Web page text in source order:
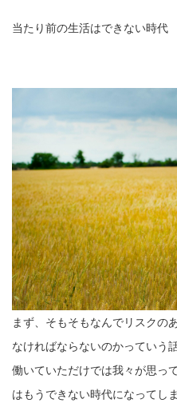
当たり前の生活はできない時代
まず、そもそもなんでリスクの
なければならないのかっていう
働いていただけでは我々が思っ
はもうできない時代になってし